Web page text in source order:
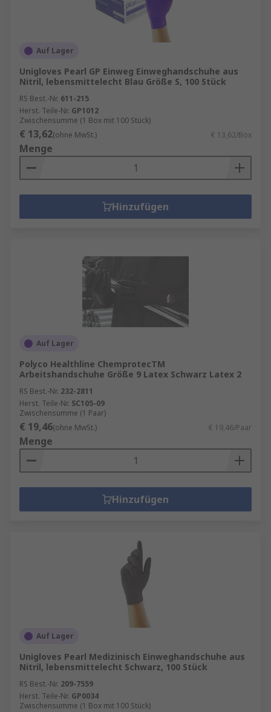
Auf Lager
Unigloves Pearl GP Einweg Einweghandschuhe aus
Nitril, lebensmittelecht Blau Größe S, 100 Stück
RS Best.-Nr. 611-215
Herst. Teile-Nr. GP1012
Zwischensumme (1 Box mit 100 Stück)
€ 13,62(ohne MwSt.) € 13,62/Box
Menge
Hinzufügen
Auf Lager
Polyco Healthline ChemprotecTM
Arbeitshandschuhe Größe 9 Latex Schwarz Latex 2
RS Best.-Nr. 232-2811
Herst. Teile-Nr. SC105-09
Zwischensumme (1 Paar)
€ 19,46(ohne MwSt.) € 19,46/Paar
Menge
Hinzufügen
Auf Lager
Unigloves Pearl Medizinisch Einweghandschuhe aus
Nitril, lebensmittelecht Schwarz, 100 Stück
RS Best.-Nr. 209-7559
Herst. Teile-Nr. GP0034
Zwischensumme (1 Box mit 100 Stück)